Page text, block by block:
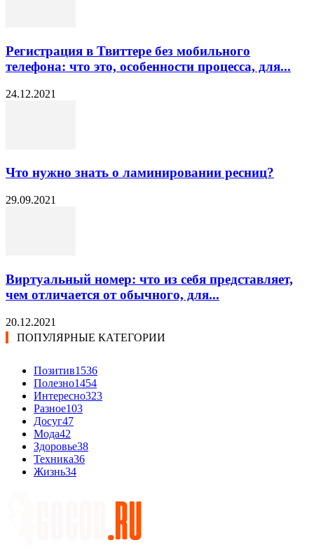
Регистрация в Твиттере без мобильного
телефона: что это, особенности процесса, для...
24.12.2021
Что нужно знать о ламинировании ресниц?
29.09.2021
Виртуальный номер: что из себя представляет,
чем отличается от обычного, для...
20.12.2021
ПОПУЛЯРНЫЕ КАТЕГОРИИ
Позитив1536
Полезно1454
Интересно323
Разное103
Досуг47
Мода42
Здоровье38
Техника36
Жизнь34